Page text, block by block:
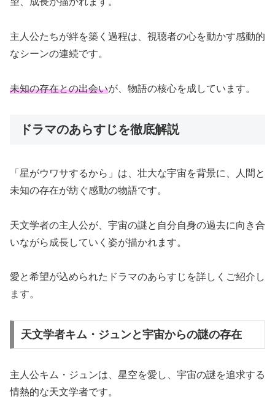
主人公たちが絆を築く過程は、視聴者の心を動かす感動的
なシーンの連続です。
未知の存在との出会いが、物語の核心を成しています。
ドラマのあらすじを徹底解説
「星がウワサするから」は、壮大な宇宙を背景に、人間と
未知の存在が紡ぐ感動の物語です。
天文学者の主人公が、宇宙の謎と自分自身の過去に向き合
いながら成長していく姿が描かれます。
愛と希望が込められたドラマのあらすじを詳しくご紹介し
ます。
天文学者キム・ジュンと宇宙からの謎の存在
主人公キム・ジュンは、星空を愛し、宇宙の謎を追求する
情熱的な天文学者です。